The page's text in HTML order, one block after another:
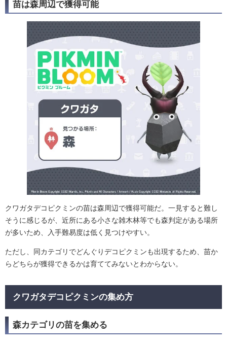
苗は森周辺で獲得可能
クワガタデコピクミンの苗は森周辺で獲得可能だ。一見すると難し
そうに感じるが、近所にある小さな雑木林等でも森判定がある場所
が多いため、入手難易度は低く見つけやすい。
ただし、同カテゴリでどんぐりデコピクミンも出現するため、苗か
らどちらが獲得できるかは育ててみないとわからない。
クワガタデコピクミンの集め方
森カテゴリの苗を集める